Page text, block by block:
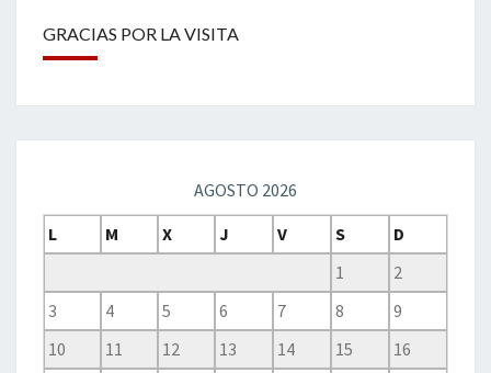
GRACIAS POR LA VISITA
AGOSTO 2026
L
M X J V S
D
1
2
3
4 5 6 7 8
9
10
11 12 13 14 15
16